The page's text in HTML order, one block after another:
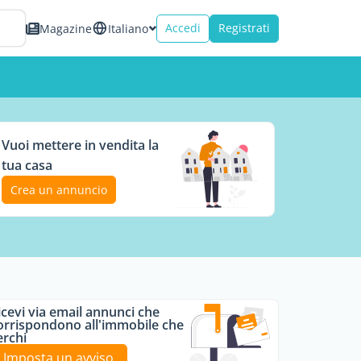
Magazine Italiano Accedi Registrati
Vuoi mettere in vendita la
tua casa
Crea un annuncio
via email annunci che
all'immobile che